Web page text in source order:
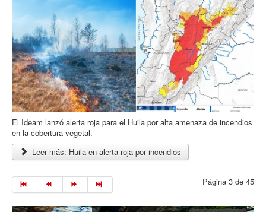
El Ideam lanzó alerta roja para el Huila por alta amenaza de incendios
en la cobertura vegetal.
Leer más: Huila en alerta roja por incendios
Página 3 de 45